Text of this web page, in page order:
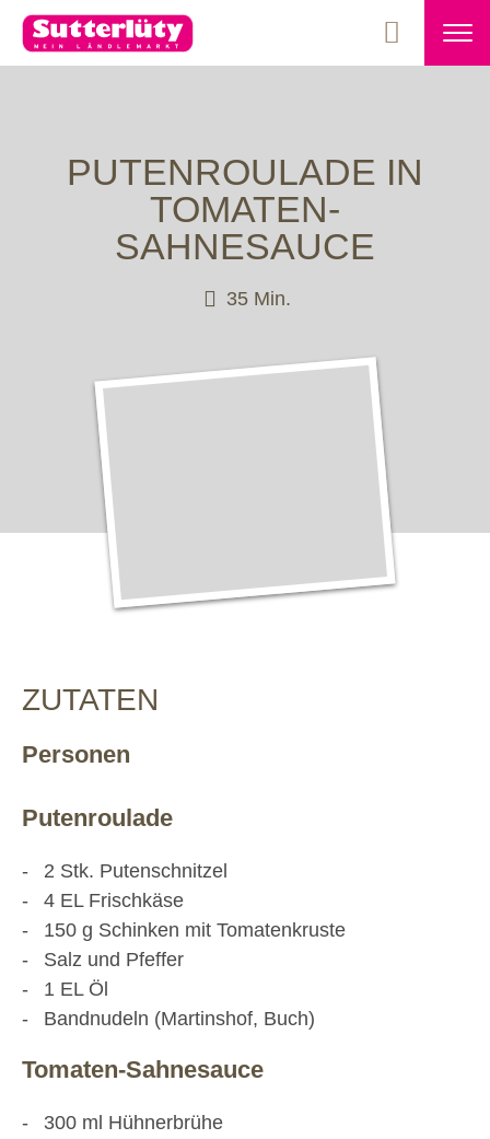
PUTENROULADE IN
TOMATEN-
SAHNESAUCE
35 Min.
ZUTATEN
Personen
Putenroulade
2 Stk. Putenschnitzel
4 EL Frischkäse
150 g Schinken mit Tomatenkruste
Salz und Pfeffer
1 EL Öl
Bandnudeln (Martinshof, Buch)
Tomaten-Sahnesauce
300 ml Hühnerbrühe